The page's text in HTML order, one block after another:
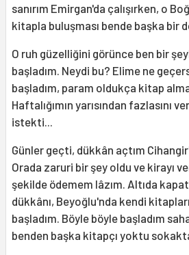
sanırım Emirgan'da çalışırken, o
kitapla buluşması bende başka bir
O ruh güzelliğini görünce ben bir
başladım. Neydi bu? Elime ne
başladım, param oldukça kitap
Haftalığımın yarısından fazlasını
istekti...
Günler geçti, dükkân açtım
Orada zaruri bir şey oldu ve kirayı
şekilde ödemem lâzım. Altıda
dükkânı, Beyoğlu'nda kendi
başladım. Böyle böyle başladım
benden başka kitapçı yoktu